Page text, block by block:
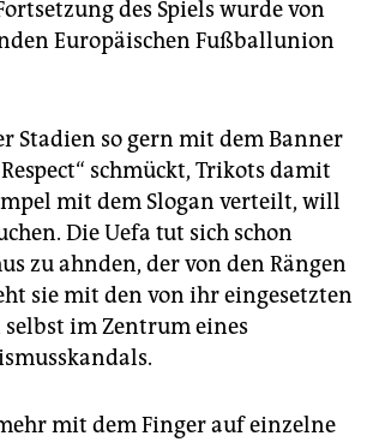
des Spiels wurde von
Europäischen Fußballunion
Stadien so gern mit dem Banner
schmückt, Trikots damit
mit dem Slogan verteilt, will
Die Uefa tut sich schon
zu ahnden, der von den Rängen
sie mit den von ihr eingesetzten
im Zentrum eines
mit dem Finger auf einzelne